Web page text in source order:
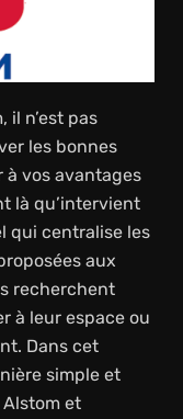
il n’est pas
les bonnes
vos avantages
là qu’intervient
qui centralise les
aux
recherchent
à leur espace ou
Dans cet
simple et
et